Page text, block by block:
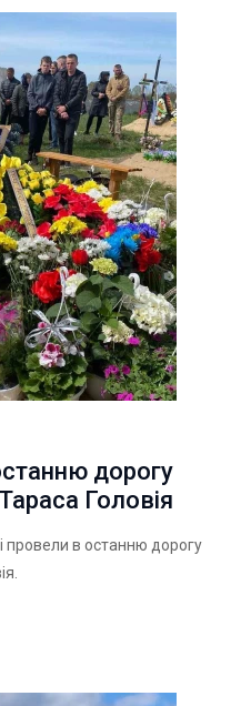
дорогу
Головія
провели в останню дорогу